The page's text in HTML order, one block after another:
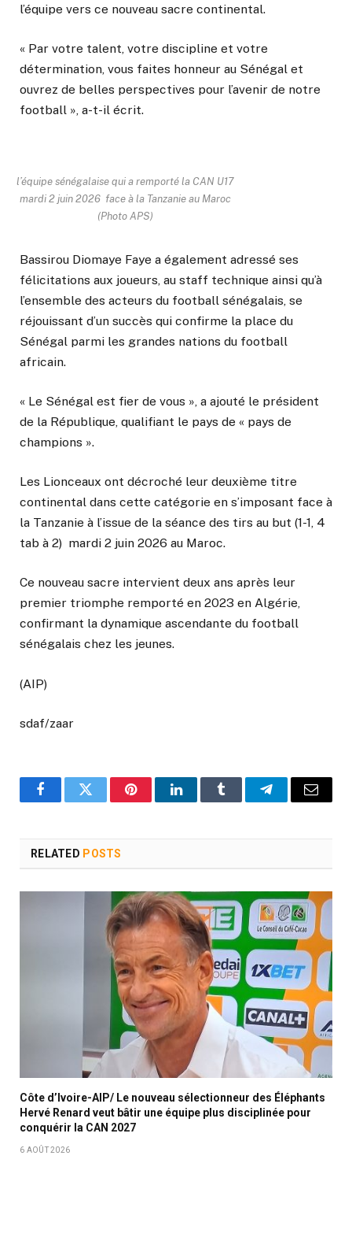
l’équipe vers ce nouveau sacre continental.
« Par votre talent, votre discipline et votre
détermination, vous faites honneur au Sénégal et
ouvrez de belles perspectives pour l’avenir de notre
football », a-t-il écrit.
l’équipe sénégalaise qui a remporté la CAN U17
mardi 2 juin 2026 face à la Tanzanie au Maroc
(Photo APS)
Bassirou Diomaye Faye a également adressé ses
félicitations aux joueurs, au staff technique ainsi qu’à
l’ensemble des acteurs du football sénégalais, se
réjouissant d’un succès qui confirme la place du
Sénégal parmi les grandes nations du football
africain.
« Le Sénégal est fier de vous », a ajouté le président
de la République, qualifiant le pays de « pays de
champions ».
Les Lionceaux ont décroché leur deuxième titre
continental dans cette catégorie en s’imposant face à
la Tanzanie à l’issue de la séance des tirs au but (1-1, 4
tab à 2) mardi 2 juin 2026 au Maroc.
Ce nouveau sacre intervient deux ans après leur
premier triomphe remporté en 2023 en Algérie,
confirmant la dynamique ascendante du football
sénégalais chez les jeunes.
(AIP)
sdaf/zaar
FacebookTwitter PinterestLinkedInTumblr TelegramEmail
RELATED POSTS
Côte d’Ivoire-AIP/ Le nouveau sélectionneur des Éléphants
Hervé Renard veut bâtir une équipe plus disciplinée pour
conquérir la CAN 2027
6 AOÛT 2026